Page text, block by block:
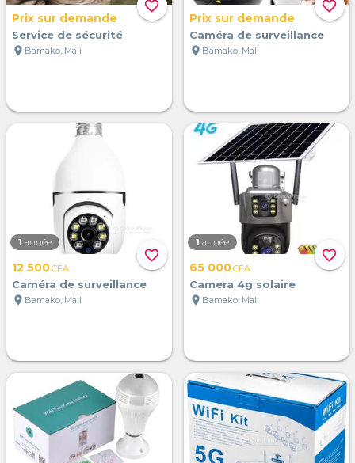
favorite_border
Prix sur demande
Service de sécurité
location_on Bamako, Mali
favorite_border
Prix sur demande
Caméra de surveillance
location_on Bamako, Mali
favorite_border
1 année
12 500CFA
Caméra de surveillance
location_on Bamako, Mali
favorite_border
1 année
65 000CFA
Camera 4g solaire
location_on Bamako, Mali